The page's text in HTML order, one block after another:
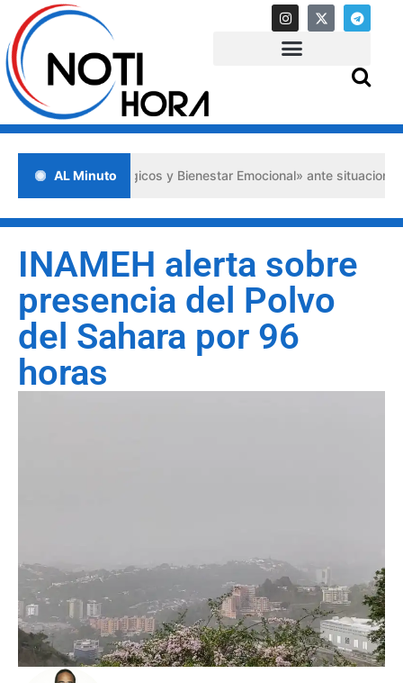
AL Minuto
Psicológicos y Bienestar Emocional» ante situaciones de
INAMEH alerta sobre
presencia del Polvo
del Sahara por 96
horas